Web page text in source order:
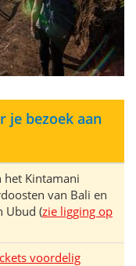
je bezoek aan
Kintamani
van Bali en
Ubud (zie ligging op
voordelig